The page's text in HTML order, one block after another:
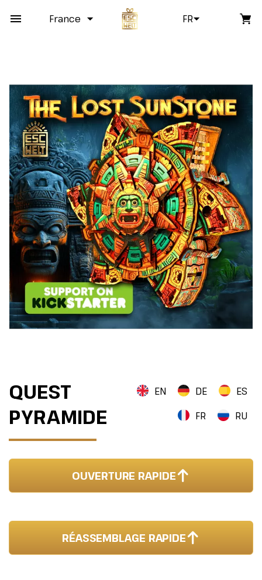
France FR
QUEST
PYRAMIDE
EN DE
ES
FR
RU
OUVERTURE RAPIDE
RÉASSEMBLAGE RAPIDE